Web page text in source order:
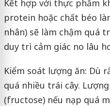
Kết hợp với thực phẩm
protein hoặc chất béo
nhân) sẽ làm chậm quá
duy trì cảm giác no lâu
Kiểm soát lượng ăn: Dù
quá nhiều trái cây.
(fructose) nếu nạp quá